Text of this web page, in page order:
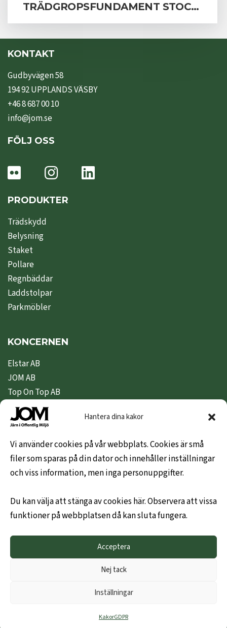
Hantera dina kakor
Vi använder cookies på vår webbplats. Cookies är små
filer som sparas på din dator och innehåller inställningar
och viss information, men inga personuppgifter.
Du kan välja att stänga av cookies här. Observera att vissa
funktioner på webbplatsen då kan sluta fungera.
Acceptera
Nej tack
Inställningar
KakorGDPR
TRÄDGROPSFUNDAMENT STOCKHOLM
KONTAKT
Gudbyvägen 58
194 92 UPPLANDS VÄSBY
+46 8 687 00 10
info@jom.se
FÖLJ OSS
PRODUKTER
Trädskydd
Belysning
Staket
Pollare
Regnbäddar
Laddstolpar
Parkmöbler
KONCERNEN
Elstar AB
JOM AB
Top On Top AB
Nipeda AB
Nivex Topsafe AB
KUNDINFO
Om oss
Leveransvillkor
Hållbarhetspolicy
Kontakta oss gärna
JOM - EN DEL AV TOP ON TOP